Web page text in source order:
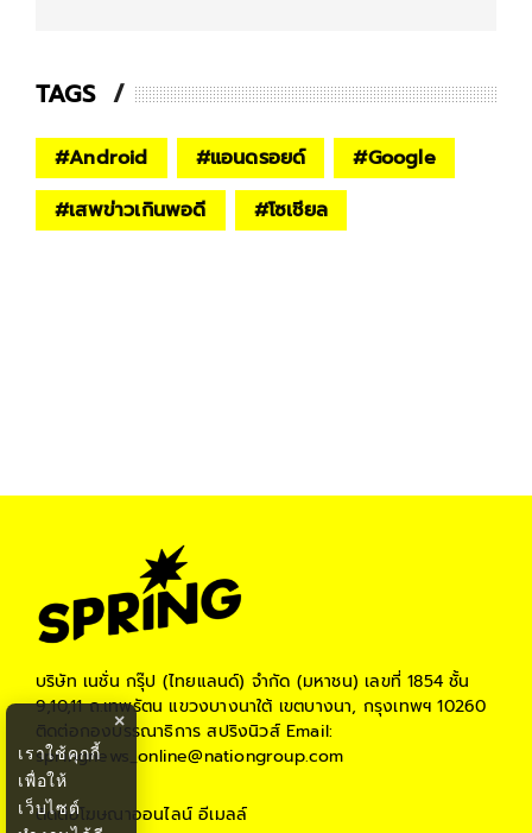
TAGS
#Android #แอนดรอยด์ #Google
#เสพข่าวเกินพอดี #โซเชียล
บริษัท เนชั่น กรุ๊ป (ไทยแลนด์) จำกัด (มหาชน) เลขที่ 1854 ชั้น
9,10,11 ถ.เทพรัตน แขวงบางนาใต้ เขตบางนา, กรุงเทพฯ 10260
ติดต่อกองบรรณาธิการ สปริงนิวส์Email:
springnews_online@nationgroup.com
ติดต่อโฆษณาออนไลน์ อีเมลล์
×
เราใช้คุกกี้
เพื่อให้
เว็บไซต์